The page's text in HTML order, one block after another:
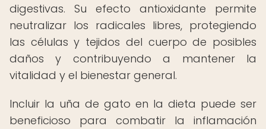
digestivas. Su efecto antioxidante permite
neutralizar los radicales libres, protegiendo
las células y tejidos del cuerpo de posibles
daños y contribuyendo a mantener la
vitalidad y el bienestar general.
Incluir la uña de gato en la dieta puede ser
beneficioso para combatir la inflamación